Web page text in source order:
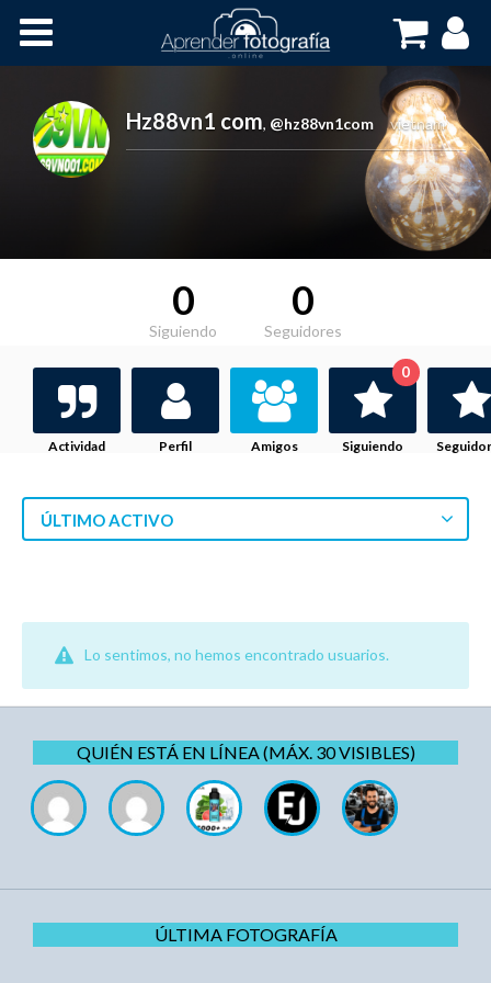
Cursos OnLine
Hz88vn1 com, @hz88vn1com vietnam
0
Siguiendo
0
Seguidores
Actividad Perfil Amigos Siguiendo
0
ÚLTIMO ACTIVO
Lo sentimos, no hemos encontrado usuarios.
QUIÉN ESTÁ EN LÍNEA (MÁX. 30 VISIBLES)
ÚLTIMA FOTOGRAFÍA